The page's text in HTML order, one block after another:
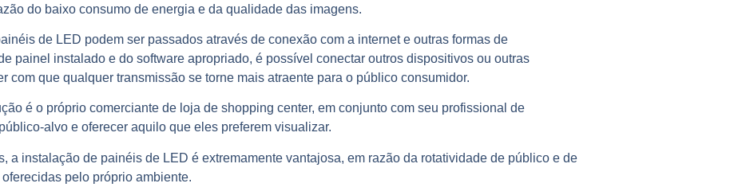
do baixo consumo de energia e da qualidade das imagens.
de LED podem ser passados através de conexão com a internet e outras formas de
painel instalado e do software apropriado, é possível conectar outros dispositivos ou outras
com que qualquer transmissão se torne mais atraente para o público consumidor.
é o próprio comerciante de loja de shopping center, em conjunto com seu profissional de
alvo e oferecer aquilo que eles preferem visualizar.
a instalação de painéis de LED é extremamente vantajosa, em razão da rotatividade de público e de
pelo próprio ambiente.